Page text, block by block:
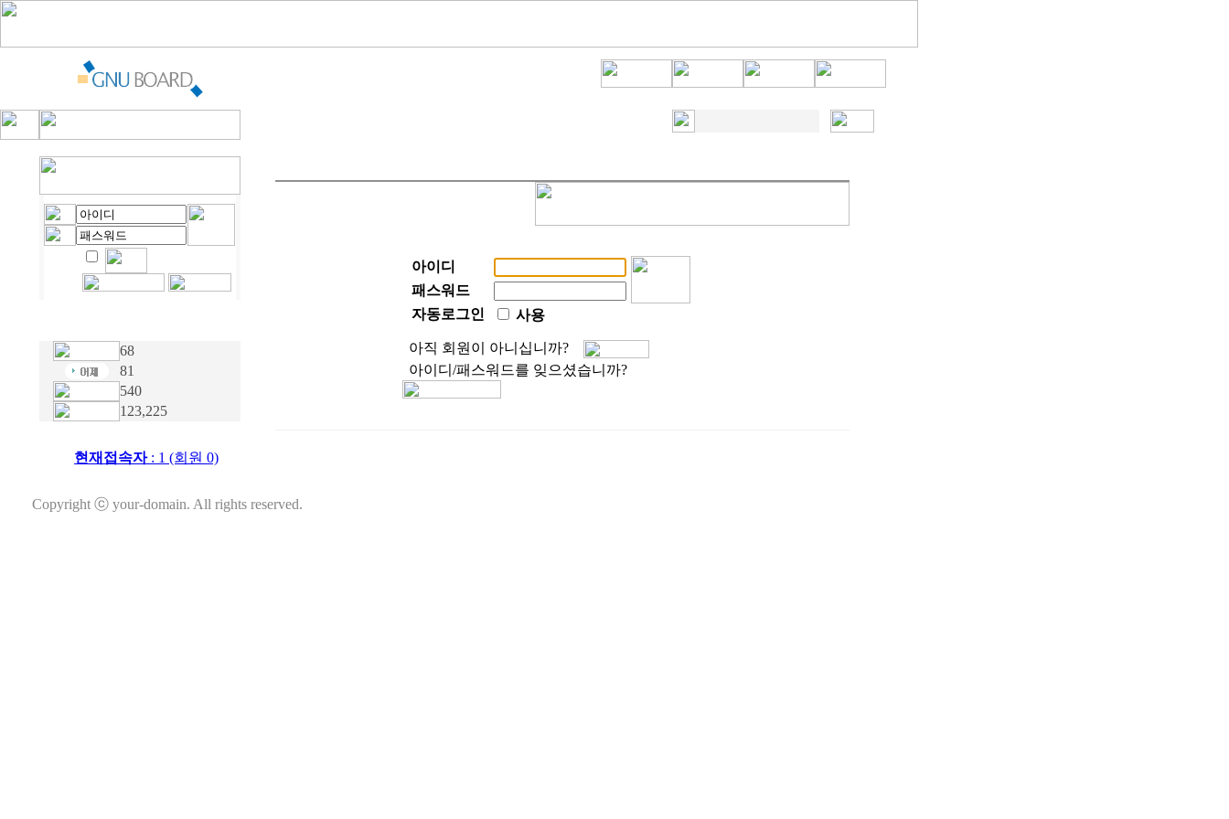
68
81
540
123,225
현재접속자: 1 (회원 0)
아이디
패스워드
자동로그인
사용
아직 회원이 아니십니까?
아이디/패스워드를 잊으셨습니까?
Copyright ⓒ your-domain. All rights reserved.